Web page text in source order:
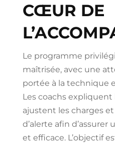
CŒUR DE
Le programme
maîtrisée, avec une
portée à la technique
Les coachs
ajustent les charges
d’alerte afin d’assurer
et efficace. L’objectif